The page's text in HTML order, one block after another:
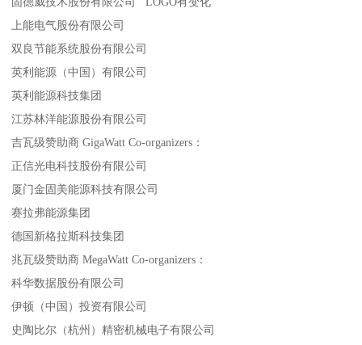
上能电气股份有限公司
双良节能系统股份有限公司
英利能源（中国）有限公司
英利能源科技集团
江苏林洋能源股份有限公司
吉瓦级赞助商 GigaWatt Co-organizers：
正信光电科技股份有限公司
厦门金固美能源科技有限公司
赛拉弗能源集团
德国新格拉斯科技集团
兆瓦级赞助商 MegaWatt Co-organizers：
科华数据股份有限公司
伊顿（中国）投资有限公司
史陶比尔（杭州）精密机械电子有限公司